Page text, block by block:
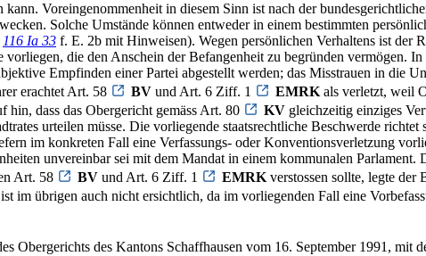
Voreingenommenheit in diesem Sinn ist nach der
Solche Umstände können entweder in einem bestimmten
116 Ia 33 f. E. 2b mit Hinweisen). Wegen persönlichen Verhaltens ist der
die den Anschein der Befangenheit zu begründen vermögen.
Empfinden einer Partei abgestellt werden; das Misstrauen in die
erachtet Art. 58 BV und Art. 6 Ziff. 1 EMRK als verletzt, weil
hin, dass das Obergericht gemäss Art. 80
KV gleichzeitig einziges
urteilen müsse. Die vorliegende staatsrechtliche Beschwerde richtet
im konkreten Fall eine Verfassungs- oder Konventionsverletzung
unvereinbar sei mit dem Mandat in einem kommunalen Parlament.
Art. 58
BV und Art. 6 Ziff. 1 EMRK verstossen sollte, legte der
im übrigen auch nicht ersichtlich, da im vorliegenden Fall eine
des Kantons Schaffhausen vom 16. September 1991, mit